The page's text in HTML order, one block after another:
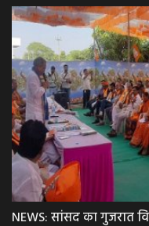
NEWS: सांसद का गुजरात